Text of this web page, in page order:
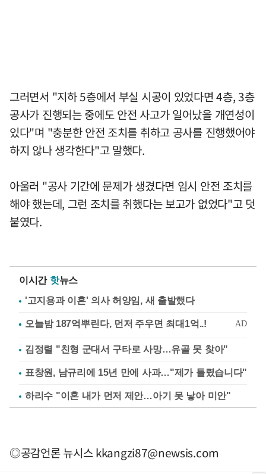
그러면서 "지하 5층에서 부실 시공이 있었다면 4층, 3층
공사가 진행되는 중에도 안전 사고가 일어났을 개연성이
있다"며 "충분한 안전 조치를 취하고 공사를 진행했어야
하지 않나 생각한다"고 말했다.
아울러 "공사 기간에 문제가 생겼다면 임시 안전 조치를
해야 했는데, 그런 조치를 취했다는 보고가 없었다"고 덧
붙였다.
이시간 핫뉴스
'고지용과 이혼' 의사 허양임, 새 출발했다
김정렬 "친형 군대서 구타로 사망…유골 못 찾아"
표창원, 남규리에 15년 만에 사과…"제가 틀렸습니다"
하리수 "이혼 내가 먼저 제안…아기 못 낳아 미안"
◎공감언론 뉴시스kkangzi87@newsis.com